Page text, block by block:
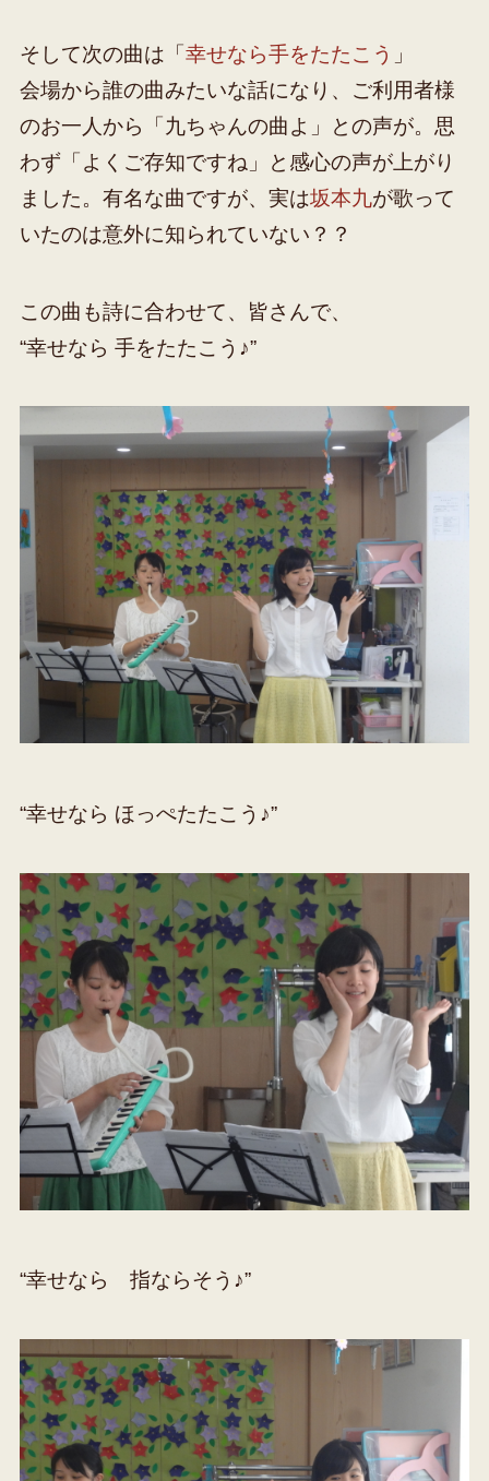
そして次の曲は「 幸せなら手をたたこう 」
会場から誰の曲みたいな話になり、ご利用者様
のお一人から「九ちゃんの曲よ」との声が。思
わず「よくご存知ですね」と感心の声が上がり
ました。有名な曲ですが、実は坂本九が歌って
いたのは意外に知られていない？？
この曲も詩に合わせて、皆さんで、
“幸せなら 手をたたこう♪”
“幸せなら ほっぺたたこう♪”
“幸せなら 指ならそう♪”